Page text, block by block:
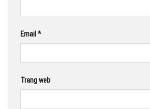
Email *
Trang web